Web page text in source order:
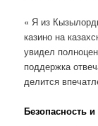
« Я из
казино на
увидел
поддержка
делится
Безопасность